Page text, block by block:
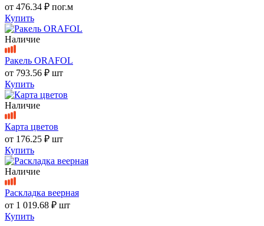
от 476.34 ₽ пог.м
Купить
Наличие
Ракель ORAFOL
от 793.56 ₽ шт
Купить
Наличие
Карта цветов
от 176.25 ₽ шт
Купить
Наличие
Раскладка веерная
от 1 019.68 ₽ шт
Купить